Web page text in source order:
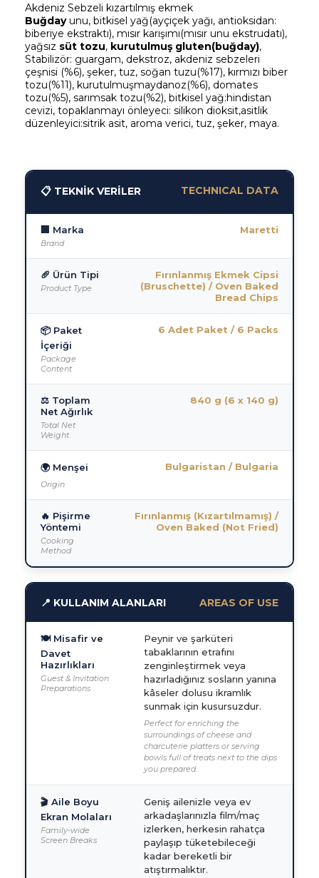
Akdeniz Sebzeli kızartılmış ekmek
Buğdayunu, bitkisel yağ(ayçiçek yağı, antioksidan:
biberiye ekstraktı), mısır karışımı(mısır unu ekstrudatı),
yağsız süt tozu, kurutulmuş gluten(buğday),
Stabilizör: guargam, dekstroz, akdeniz sebzeleri
çeşnisi (%6), şeker, tuz, soğan tuzu(%17), kırmızı biber
tozu(%11), kurutulmuşmaydanoz(%6), domates
tozu(%5), sarımsak tozu(%2), bitkisel yağ:hindistan
cevizi, topaklanmayı önleyeci: silikon dioksit,asitlik
düzenleyici:sitrik asit, aroma verici, tuz, şeker, maya.
📋 TEKNİK VERİLER TECHNICAL DATA
🏢 Marka
Brand
Maretti
🥖 Ürün Tipi
Product Type
Fırınlanmış Ekmek Cipsi
(Bruschette) / Oven Baked
Bread Chips
📦 Paket
İçeriği
Package
Content
6 Adet Paket / 6 Packs
⚖️ Toplam
Net Ağırlık
Total Net
Weight
840 g (6 x 140 g)
🌍 Menşei
Origin
Bulgaristan / Bulgaria
🔥 Pişirme
Yöntemi
Cooking
Method
Fırınlanmış (Kızartılmamış) /
Oven Baked (Not Fried)
📍 KULLANIM ALANLARI AREAS OF USE
🍽️ Misafir ve
Davet
Hazırlıkları
Guest & Invitation
Preparations
Peynir ve şarküteri
tabaklarının etrafını
zenginleştirmek veya
hazırladığınız sosların yanına
kâseler dolusu ikramlık
sunmak için kusursuzdur.
Perfect for enriching the
surroundings of cheese and
charcuterie platters or serving
bowls full of treats next to the dips
you prepared.
🎬 Aile Boyu
Ekran Molaları
Family-wide
Screen Breaks
Geniş ailenizle veya ev
arkadaşlarınızla film/maç
izlerken, herkesin rahatça
paylaşıp tüketebileceği
kadar bereketli bir
atıştırmalıktır.